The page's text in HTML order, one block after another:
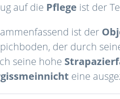
auf die Pflege ist der
ist der
der durch
seine hohe
eine